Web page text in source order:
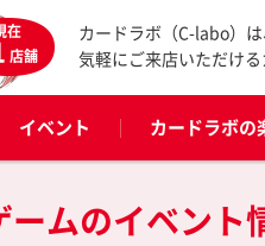
在
店舗
カードラボ（C-labo）
気軽にご来店いただける
イベント カードラボの
ームのイベント